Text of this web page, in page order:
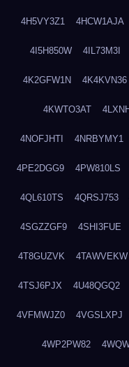
4H5VY3Z1 4HCW1AJA
4I5H850W 4IL73M3I
4K2GFW1N 4K4KVN36
4KWTO3AT
4NOFJHTI 4NRBYMY1
4PE2DGG9 4PW810LS
4QL610TS 4QRSJ753
4SGZZGF9 4SHI3FUE
4T8GUZVK 4TAWVEKW
4TSJ6PJX 4U48QGQ2
4VFMWJZ0 4VGSLXPJ
4WP2PW82